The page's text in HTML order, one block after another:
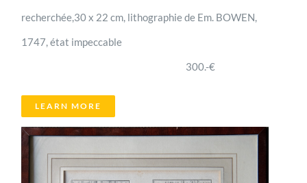
recherchée,30 x 22 cm, lithographie de Em. BOWEN,
1747, état impeccable
300.-€
LEARN MORE